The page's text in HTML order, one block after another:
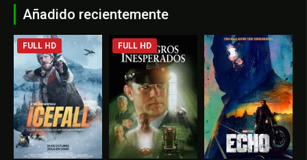
Añadido recientemente
FULL HD FULL HD